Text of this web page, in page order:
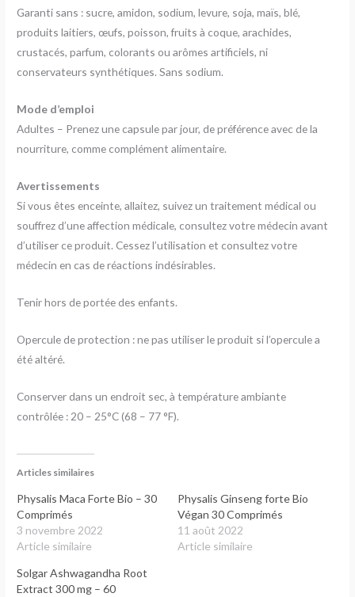
Garanti sans : sucre, amidon, sodium, levure, soja, maïs, blé,
produits laitiers, œufs, poisson, fruits à coque, arachides,
crustacés, parfum, colorants ou arômes artificiels, ni
conservateurs synthétiques. Sans sodium.
Mode d’emploi
Adultes – Prenez une capsule par jour, de préférence avec de la
nourriture, comme complément alimentaire.
Avertissements
Si vous êtes enceinte, allaitez, suivez un traitement médical ou
souffrez d’une affection médicale, consultez votre médecin avant
d’utiliser ce produit. Cessez l’utilisation et consultez votre
médecin en cas de réactions indésirables.
Tenir hors de portée des enfants.
Opercule de protection : ne pas utiliser le produit si l’opercule a
été altéré.
Conserver dans un endroit sec, à température ambiante
contrôlée : 20 – 25°C (68 – 77 °F).
Articles similaires
Physalis Maca Forte Bio – 30
Comprimés
3 novembre 2022
Article similaire
Physalis Ginseng forte Bio
Végan 30 Comprimés
11 août 2022
Article similaire
Solgar Ashwagandha Root
Extract 300 mg – 60